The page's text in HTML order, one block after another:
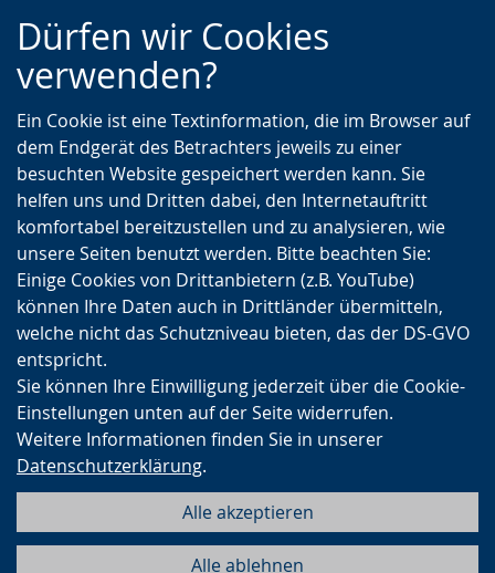
Zur
Hauptnavigation
Zur
Seitennavigation
Zum
Inhalt
Dürfen wir Cookies
verwenden?
Ein Cookie ist eine Textinformation, die im Browser auf
dem Endgerät des Betrachters jeweils zu einer
besuchten Website gespeichert werden kann. Sie
helfen uns und Dritten dabei, den Internetauftritt
komfortabel bereitzustellen und zu analysieren, wie
unsere Seiten benutzt werden. Bitte beachten Sie:
Einige Cookies von Drittanbietern (z.B. YouTube)
können Ihre Daten auch in Drittländer übermitteln,
welche nicht das Schutzniveau bieten, das der DS-GVO
entspricht.
Sie können Ihre Einwilligung jederzeit über die Cookie-
Einstellungen unten auf der Seite widerrufen.
Weitere Informationen finden Sie in unserer
Datenschutzerklärung.
Alle akzeptieren
Alle ablehnen